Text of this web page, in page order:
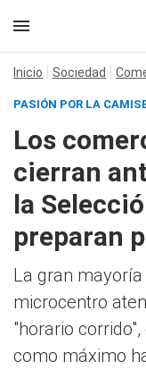
Inicio Sociedad
PASIÓN POR LA
Los
cierran
la
preparan
La gran
microcentro
"horario
como máximo